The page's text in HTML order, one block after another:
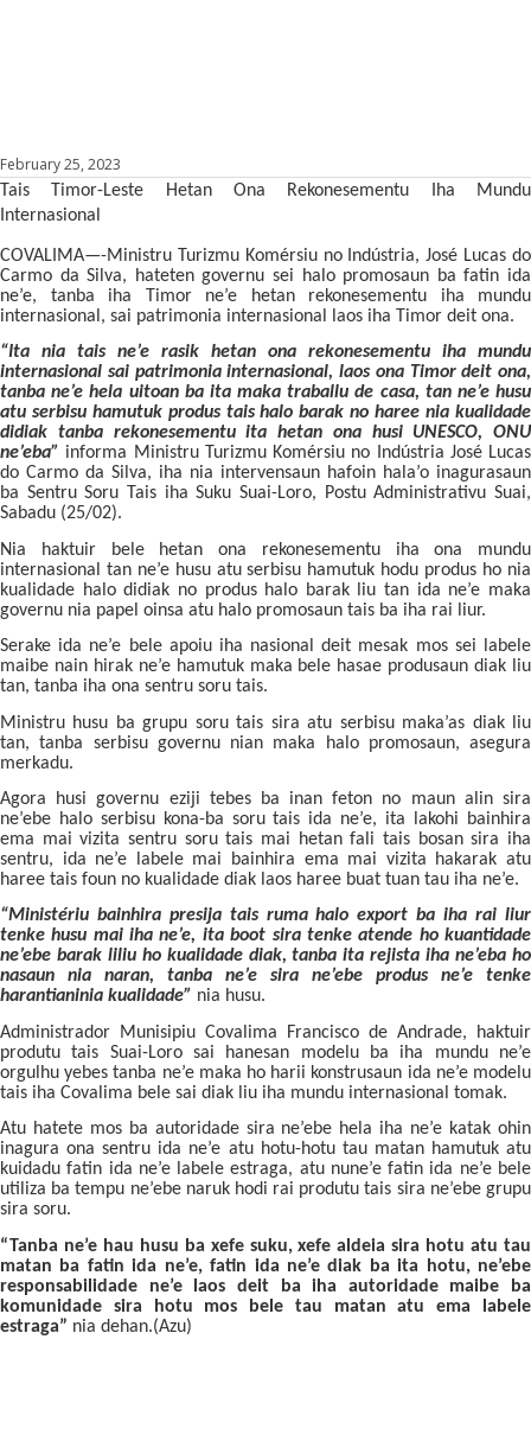
February 25, 2023
Tais Timor-Leste Hetan Ona Rekonesementu Iha Mundu
Internasional
COVALIMA—-Ministru Turizmu Komérsiu no Indústria, José Lucas do
Carmo da Silva, hateten governu sei halo promosaun ba fatin ida
ne’e, tanba iha Timor ne’e hetan rekonesementu iha mundu
internasional, sai patrimonia internasional laos iha Timor deit ona.
“Ita nia tais ne’e rasik hetan ona rekonesementu iha mundu
internasional sai patrimonia internasional, laos ona Timor deit ona,
tanba ne’e hela uitoan ba ita maka traballu de casa, tan ne’e husu
atu serbisu hamutuk produs tais halo barak no haree nia kualidade
didiak tanba rekonesementu ita hetan ona husi UNESCO, ONU
ne’eba” informa Ministru Turizmu Komérsiu no Indústria José Lucas
do Carmo da Silva, iha nia intervensaun hafoin hala’o inagurasaun
ba Sentru Soru Tais iha Suku Suai-Loro, Postu Administrativu Suai,
Sabadu (25/02).
Nia haktuir bele hetan ona rekonesementu iha ona mundu
internasional tan ne’e husu atu serbisu hamutuk hodu produs ho nia
kualidade halo didiak no produs halo barak liu tan ida ne’e maka
governu nia papel oinsa atu halo promosaun tais ba iha rai liur.
Serake ida ne’e bele apoiu iha nasional deit mesak mos sei labele
maibe nain hirak ne’e hamutuk maka bele hasae produsaun diak liu
tan, tanba iha ona sentru soru tais.
Ministru husu ba grupu soru tais sira atu serbisu maka’as diak liu
tan, tanba serbisu governu nian maka halo promosaun, asegura
merkadu.
Agora husi governu eziji tebes ba inan feton no maun alin sira
ne’ebe halo serbisu kona-ba soru tais ida ne’e, ita lakohi bainhira
ema mai vizita sentru soru tais mai hetan fali tais bosan sira iha
sentru, ida ne’e labele mai bainhira ema mai vizita hakarak atu
haree tais foun no kualidade diak laos haree buat tuan tau iha ne’e.
“Ministériu bainhira presija tais ruma halo export ba iha rai liur
tenke husu mai iha ne’e, ita boot sira tenke atende ho kuantidade
ne’ebe barak liliu ho kualidade diak, tanba ita rejista iha ne’eba ho
nasaun nia naran, tanba ne’e sira ne’ebe produs ne’e tenke
harantianinia kualidade” nia husu.
Administrador Munisipiu Covalima Francisco de Andrade, haktuir
produtu tais Suai-Loro sai hanesan modelu ba iha mundu ne’e
orgulhu yebes tanba ne’e maka ho harii konstrusaun ida ne’e modelu
tais iha Covalima bele sai diak liu iha mundu internasional tomak.
Atu hatete mos ba autoridade sira ne’ebe hela iha ne’e katak ohin
inagura ona sentru ida ne’e atu hotu-hotu tau matan hamutuk atu
kuidadu fatin ida ne’e labele estraga, atu nune’e fatin ida ne’e bele
utiliza ba tempu ne’ebe naruk hodi rai produtu tais sira ne’ebe grupu
sira soru.
“Tanba ne’e hau husu ba xefe suku, xefe aldeia sira hotu atu tau
matan ba fatin ida ne’e, fatin ida ne’e diak ba ita hotu, ne’ebe
responsabilidade ne’e laos deit ba iha autoridade maibe ba
komunidade sira hotu mos bele tau matan atu ema labele
estraga” nia dehan.(Azu)